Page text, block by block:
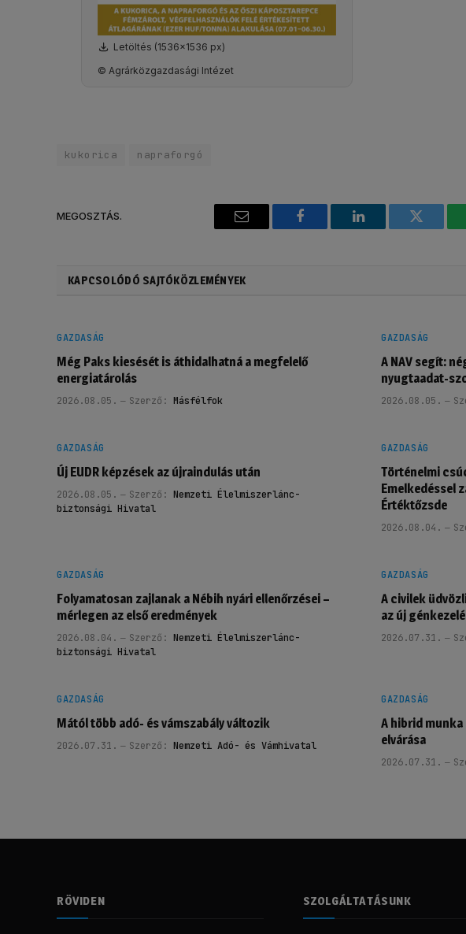
Letöltés (1536x1536 px)
© Agrárközgazdasági Intézet
kukorica napraforgó
MEGOSZTÁS.
Email Facebook LinkedIn Twitter
KAPCSOLÓDÓ SAJTÓKÖZLEMÉNYEK
GAZDASÁG
Még Paks kiesését is áthidalhatná a megfelelő
energiatárolás
2026.08.05. Szerző: Másfélfok
GAZDASÁG
A NAV segít:
nyugtaadat-
2026.08.05.
GAZDASÁG
Új EUDR képzések az újraindulás után
2026.08.05. Szerző: Nemzeti Élelmiszerlánc-
biztonsági Hivatal
GAZDASÁG
Történelmi
Emelkedéssel
Értéktőzsde
2026.08.04.
GAZDASÁG
Folyamatosan zajlanak a Nébih nyári ellenőrzései –
mérlegen az első eredmények
2026.08.04. Szerző: Nemzeti Élelmiszerlánc-
biztonsági Hivatal
GAZDASÁG
A civilek
az új
2026.07.31.
GAZDASÁG
Mától több adó- és vámszabály változik
2026.07.31. Szerző: Nemzeti Adó- és Vámhivatal
GAZDASÁG
A hibrid
elvárása
2026.07.31.
RÖVIDEN SZOLGÁLTATÁSUNK